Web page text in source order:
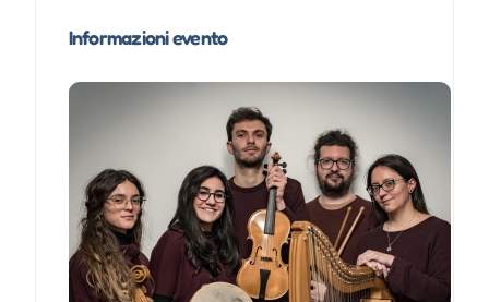
Informazioni evento